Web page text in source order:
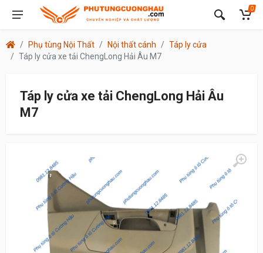
0
Phụ tùng Nội Thất Nội thất cánh
Táp ly cửa
Táp ly cửa xe tải ChengLong Hải Âu M7
Táp ly cửa xe tải ChengLong Hải Âu
M7